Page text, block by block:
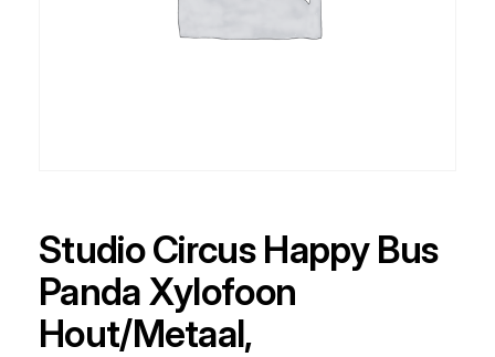
Studio Circus Happy Bus
Panda Xylofoon
Hout/Metaal,